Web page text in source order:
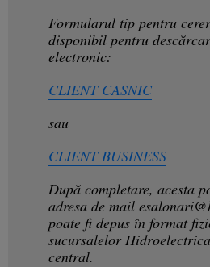
Formularul tip pentru
disponibil pentru
electronic:
CLIENT CASNIC
sau
CLIENT BUSINESS
După completare, acesta
adresa de mail
poate fi depus în format
sucursalelor
central.